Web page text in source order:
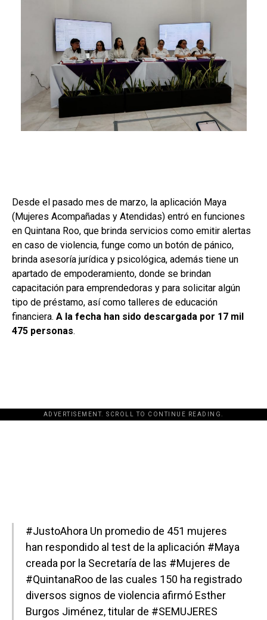
Desde el pasado mes de marzo, la aplicación Maya
(Mujeres Acompañadas y Atendidas) entró en funciones
en Quintana Roo, que brinda servicios como emitir alertas
en caso de violencia, funge como un botón de pánico,
brinda asesoría jurídica y psicológica, además tiene un
apartado de empoderamiento, donde se brindan
capacitación para emprendedoras y para solicitar algún
tipo de préstamo, así como talleres de educación
financiera. A la fecha han sido descargada por 17 mil
475 personas.
ADVERTISEMENT. SCROLL TO CONTINUE READING.
[adsforwp id="243463"]
#JustoAhora Un promedio de 451 mujeres
han respondido al test de la aplicación #Maya
creada por la Secretaría de las #Mujeres de
#QuintanaRoo de las cuales 150 ha registrado
diversos signos de violencia afirmó Esther
Burgos Jiménez, titular de #SEMUJERES